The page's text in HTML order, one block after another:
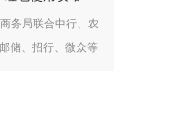
务局联合中行、农
储、招行、微众等